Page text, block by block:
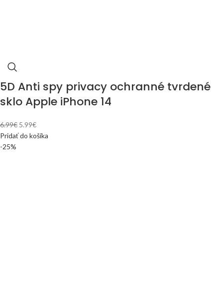
5D Anti spy privacy ochranné tvrdené
sklo Apple iPhone 14
6.99€ 5.99€
Pridať do košíka
-25%